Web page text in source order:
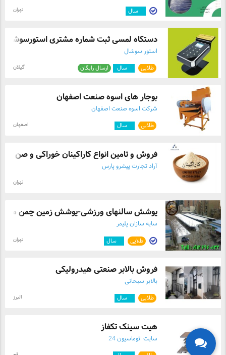
سال تهران
دستگاه لمسی ثبت شماره مشتری استورسوشال
استور سوشال
طلایی سال ارسال رایگان گیلان
بوجار های اسوه صنعت اصفهان
شرکت اسوه صنعت اصفهان
طلایی سال اصفهان
فروش و تأمین انواع کاراگینان خوراکی و صن ...
آراد تجارت پیشرو پارس
تهران
ُپوشش سالنهای ورزشی-پوشش زمین چمن
سایه سازان پلیمر
طلایی سال تهران
فروش بالابر صنعتی هیدرولیکی
بالابر سبحانی
طلایی سال البرز
هیت سینک تکفاز
سایت اتوماسیون 24